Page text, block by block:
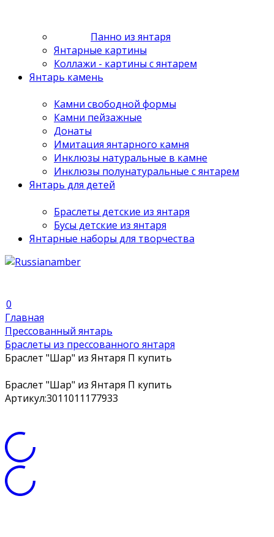
Панно из янтаря
Янтарные картины
Коллажи - картины с янтарем
Янтарь камень
Камни свободной формы
Камни пейзажные
Донаты
Имитация янтарного камня
Инклюзы натуральные в камне
Инклюзы полунатуральные с янтарем
Янтарь для детей
Браслеты детские из янтаря
Бусы детские из янтаря
Янтарные наборы для творчества
0
Главная
Прессованный янтарь
Браслеты из прессованного янтаря
Браслет "Шар" из Янтаря П купить
Браслет "Шар" из Янтаря П купить
Артикул:3011011177933